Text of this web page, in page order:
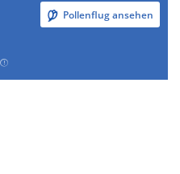
Pollenflug ansehen